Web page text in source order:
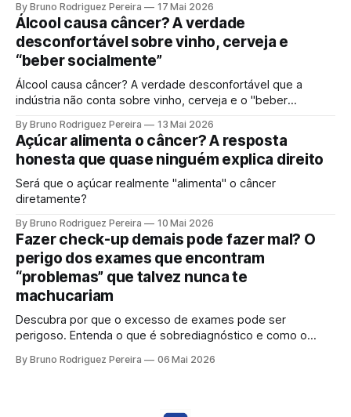
desequilíbrio hormonal que alimentam tumores.
By Bruno Rodriguez Pereira 17 Mai 2026
Álcool causa câncer? A verdade
desconfortável sobre vinho, cerveja e
“beber socialmente”
Álcool causa câncer? A verdade desconfortável que a
indústria não conta sobre vinho, cerveja e o "beber
ciência moderna não sustenta mais a ideia de uma "dose
segura".
By Bruno Rodriguez Pereira 13 Mai 2026
Açúcar alimenta o câncer? A resposta
honesta que quase ninguém explica direito
Será que o açúcar realmente "alimenta" o câncer
diretamente?
By Bruno Rodriguez Pereira 10 Mai 2026
Fazer check-up demais pode fazer mal? O
perigo dos exames que encontram
“problemas” que talvez nunca te
machucariam
Descubra por que o excesso de exames pode ser
perigoso. Entenda o que é sobrediagnóstico e como o
desnecessários e ansiedade.
By Bruno Rodriguez Pereira 06 Mai 2026